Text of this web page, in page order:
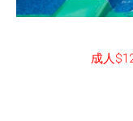
成人